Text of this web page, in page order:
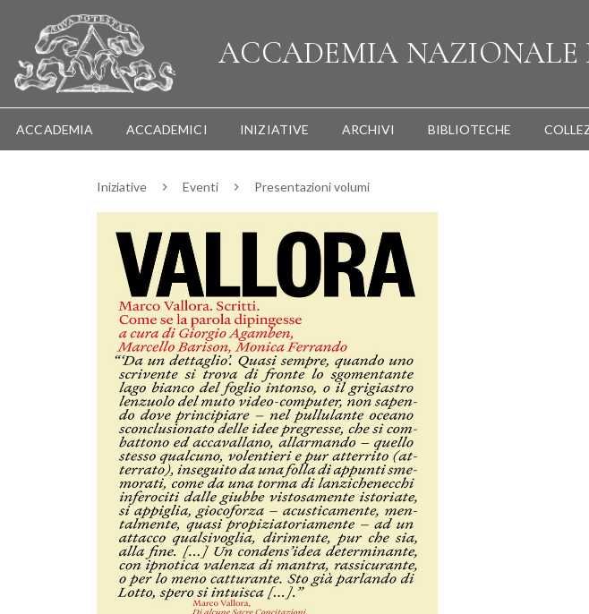
ACCADEMIA NAZIONALE
ACCADEMIA ACCADEMICI INIZIATIVE ARCHIVI BIBLIOTECHE
Iniziative Eventi Presentazioni volumi